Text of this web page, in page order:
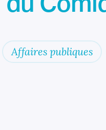
Affaires publiques